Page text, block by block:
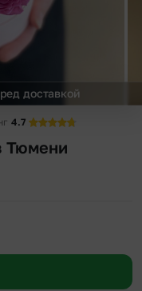
доставкой
4.7
Тюмени